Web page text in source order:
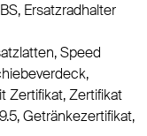
Ersatzradhalter
Speed
Zertifikat, Zertifikat
Getränkezertifikat,